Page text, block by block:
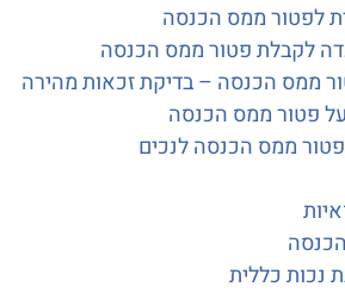
ממס הכנסה
פטור ממס הכנסה
הכנסה – בדיקת זכאות מהירה
ממס הכנסה
הכנסה לנכים